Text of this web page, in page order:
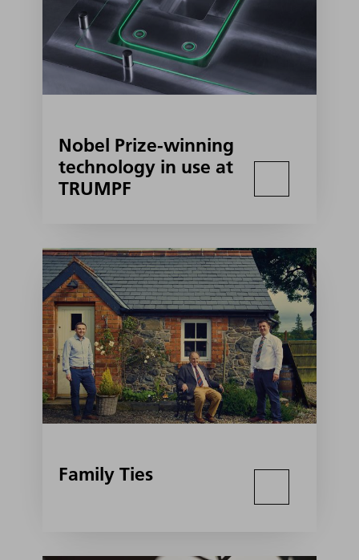
Nobel Prize-winning
technology in use at
TRUMPF
Family Ties